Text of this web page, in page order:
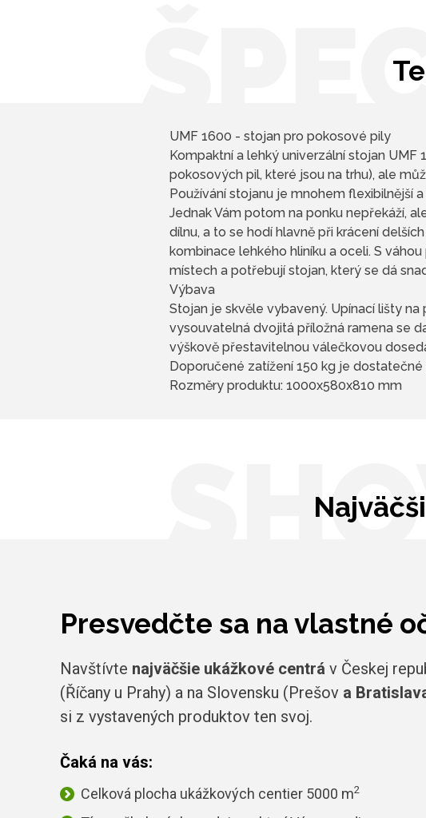
UMF 1600 - stojan pro pokosové pily
Kompaktní a lehký univerzální stojan
pokosových pil, které jsou na trhu), ale
Používání stojanu je mnohem flexibilnější
Jednak Vám potom na ponku nepřekáží,
dílnu, a to se hodí hlavně při krácení
kombinace lehkého hliníku a oceli. S
místech a potřebují stojan, který se dá
Výbava
Stojan je skvěle vybavený. Upínací lišty
vysouvatelná dvojitá příložná ramena se
výškově přestavitelnou válečkovou
Doporučené zatížení 150 kg je
Rozměry produktu: 1000x580x810 mm
Presvedčte sa na vlastné
Navštívte najväčšie ukážkové centrá v Českej
(Říčany u Prahy) a na Slovensku (Prešov a
si z vystavených produktov ten svoj.
Čaká na vás:
Celková plocha ukážkových centier 5000 m2